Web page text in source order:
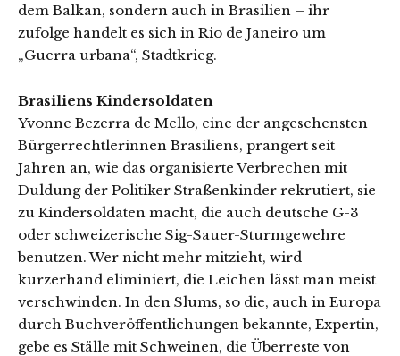
dem Balkan, sondern auch in Brasilien – ihr
zufolge handelt es sich in Rio de Janeiro um
„Guerra urbana“, Stadtkrieg.
Brasiliens Kindersoldaten
Yvonne Bezerra de Mello, eine der angesehensten
Bürgerrechtlerinnen Brasiliens, prangert seit
Jahren an, wie das organisierte Verbrechen mit
Duldung der Politiker Straßenkinder rekrutiert, sie
zu Kindersoldaten macht, die auch deutsche G-3
oder schweizerische Sig-Sauer-Sturmgewehre
benutzen. Wer nicht mehr mitzieht, wird
kurzerhand eliminiert, die Leichen lässt man meist
verschwinden. In den Slums, so die, auch in Europa
durch Buchveröffentlichungen bekannte, Expertin,
gebe es Ställe mit Schweinen, die Überreste von